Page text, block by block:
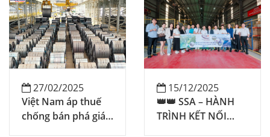
27/02/2025
Việt Nam áp thuế
chống bán phá giá
15/12/2025
👑👑 SSA – HÀNH
TRÌNH KẾT NỐI